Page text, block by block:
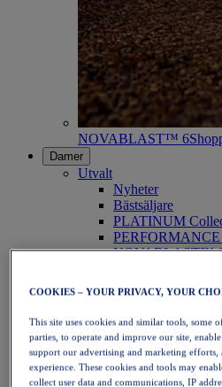
NOVABLAST™ 6
Damer
Utvalt
Nyheter
Bästsäljare
PLATINUM
NOVABLAST™
Löpning
Traillöpning
Tennis
Volleyboll
Handboll
Padel
Nätboll
COOKIES – YOUR PRIVACY, YOUR
This site uses cookies and similar tools, some
parties, to operate and improve our site,
support our advertising and marketing efforts,
experience. These cookies and tools may
collect user data and communications, IP